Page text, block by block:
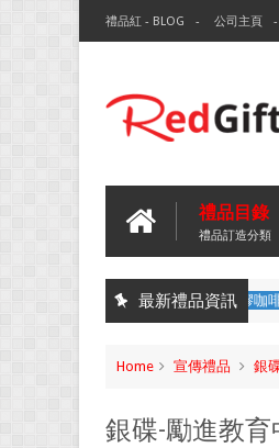
禮品紅 - BLOG 公司主頁
禮品目錄
禮品訂造分類
最新禮品資訊
350ML 折疊矽膠咖啡杯特色禮品杯
Home 宣傳禮品 銀
銀碟-勵進教育